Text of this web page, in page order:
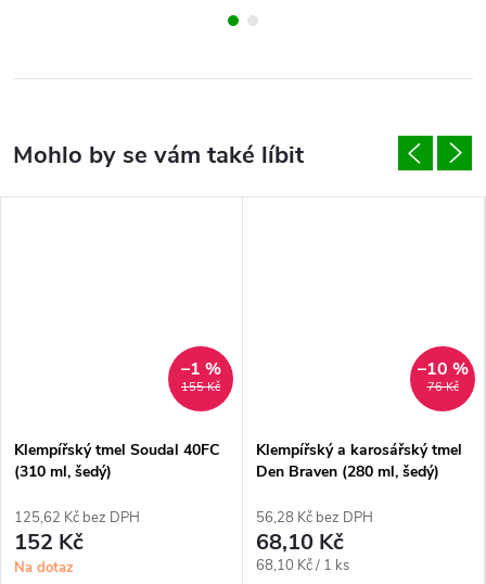
155 Kč
–1 %
Klempířský tmel Soudal 40FC
(310 ml, šedý)
125,62 Kč bez DPH
152 Kč
Na dotaz
76 Kč
–10 %
Klempířský a karosářský tmel
Den Braven (280 ml, šedý)
56,28 Kč bez DPH
68,10 Kč
Měrná
68,10 Kč / 1 ks